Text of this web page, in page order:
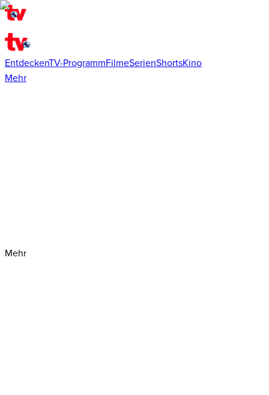
EntdeckenTV-ProgrammFilmeSerienShortsKino
Mehr
Mehr